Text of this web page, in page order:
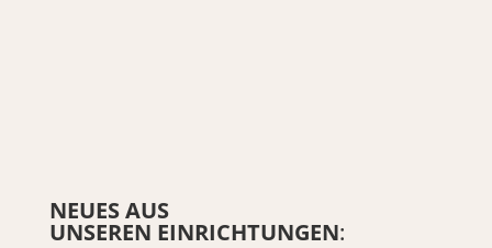
NEUES AUS
UNSEREN EINRICHTUNGEN: